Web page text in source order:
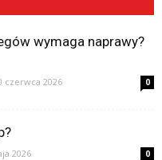
wymaga naprawy?
czerwca 2026 0
2026 0